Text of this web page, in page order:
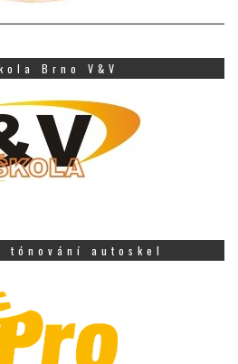
Brno V&V
tónování autoskel